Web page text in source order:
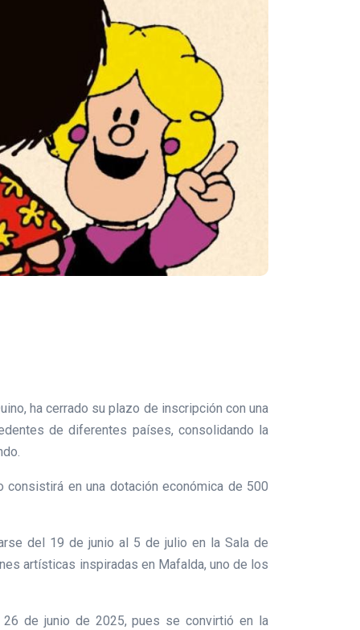
ha cerrado su plazo de inscripción con una
de diferentes países, consolidando la
consistirá en una dotación económica de 500
del 19 de junio al 5 de julio en la Sala de
artísticas inspiradas en Mafalda, uno de los
de junio de 2025, pues se convirtió en la